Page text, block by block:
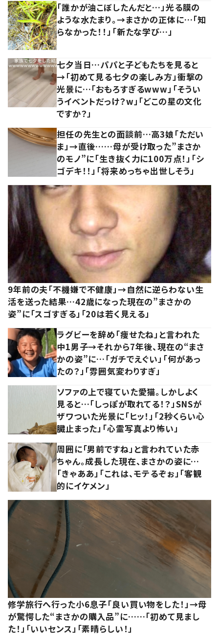
「誰かが油こぼしたんだと…」光る膜の
ような水たまり。→まさかの正体に…「知
らなかった！！」「新たな学び…」
七夕当日…パパと子どもたちを見ると
→「初めて見る七夕の楽しみ方」衝撃の
光景に…「おもろすぎるwww」「そうい
うイベントだっけ？w」「どこの星の文化
ですか？」
担任の先生との面談前…高3娘「ただい
ま」→直後……母が受け取った”まさか
のモノ”に「生き抜く力に100万点！」「シ
ゴデキ！！」「将来めっちゃ出世しそう」
9年前の夫「不機嫌で不健康」→自然に逆らわない生
活を送った結果…42歳になった現在の”まさかの
姿”に「スゴすぎる」「20は若く見える」
ラグビーを辞め「痩せたね」と言われた
中1男子→それから7年後、現在の“まさ
かの姿”に…「ガチでえぐい」「何があっ
たの？」「雰囲気変わりすぎ」
ソファの上で寝ていた愛猫。しかしよく
見ると…「しっぽが取れてる！？」SNSが
ザワついた光景に「ヒッ！」「2秒くらい心
臓止まった」「心霊写真より怖い」
周囲に「男前ですね」と言われていた赤
ちゃん。成長した現在、まさかの姿に…
「きゃああ」「これは、モテるぞぉ」「客観
的にイケメン」
修学旅行へ行った小6息子「良い買い物をした！」→母
が驚愕した“まさかの購入品”に……「初めて見まし
た！」「いいセンス」「素晴らしい！」